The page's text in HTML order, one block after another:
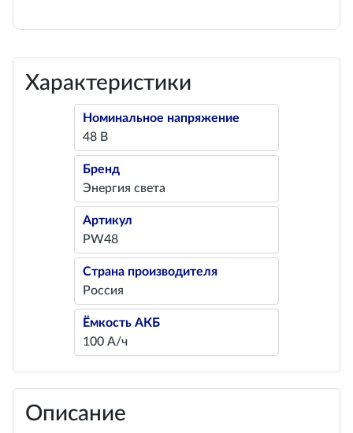
Характеристики
Номинальное напряжение
48 В
Бренд
Энергия света
Артикул
PW48
Страна производителя
Россия
Ёмкость АКБ
100 А/ч
Описание